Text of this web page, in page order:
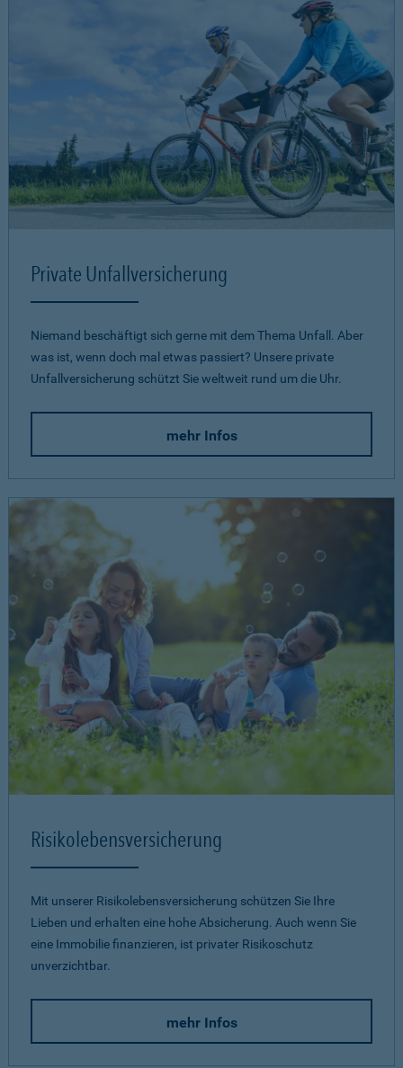
Private Unfallversicherung
Niemand beschäftigt sich gerne mit dem Thema Unfall. Aber
was ist, wenn doch mal etwas passiert? Unsere private
Unfallversicherung schützt Sie weltweit rund um die Uhr.
mehr Infos
Risikolebensversicherung
Mit unserer Risikolebensversicherung schützen Sie Ihre
Lieben und erhalten eine hohe Absicherung. Auch wenn Sie
eine Immobilie finanzieren, ist privater Risikoschutz
unverzichtbar.
mehr Infos